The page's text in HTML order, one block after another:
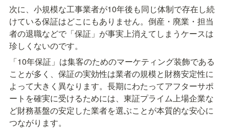
次に、小規模な工事業者が10年後も同じ体制で存在し続
けている保証はどこにもありません。倒産・廃業・担当
者の退職などで「保証」が事実上消えてしまうケースは
珍しくないのです。
「10年保証」は集客のためのマーケティング装飾である
ことが多く、保証の実効性は業者の規模と財務安定性に
よって大きく異なります。長期にわたってアフターサポ
ートを確実に受けるためには、東証プライム上場企業な
ど財務基盤の安定した業者を選ぶことが本質的な安心に
つながります。